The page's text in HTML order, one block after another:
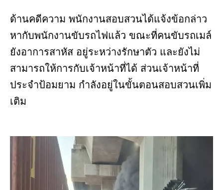
ด้านคดีความ พนักงานสอบสวนได้แจ้งข้อกล่าว
หากับพนักงานขับรถไฟแล้ว ขณะที่คนขับรถเมล์
ยังอาการสาหัส อยู่ระหว่างรักษาตัว และยังไม่
สามารถให้การกับเจ้าหน้าที่ได้ ส่วนเจ้าหน้าที่
ประจำป้อมยาม กำลังอยู่ในขั้นตอนสอบสวนเพิ่ม
เติม